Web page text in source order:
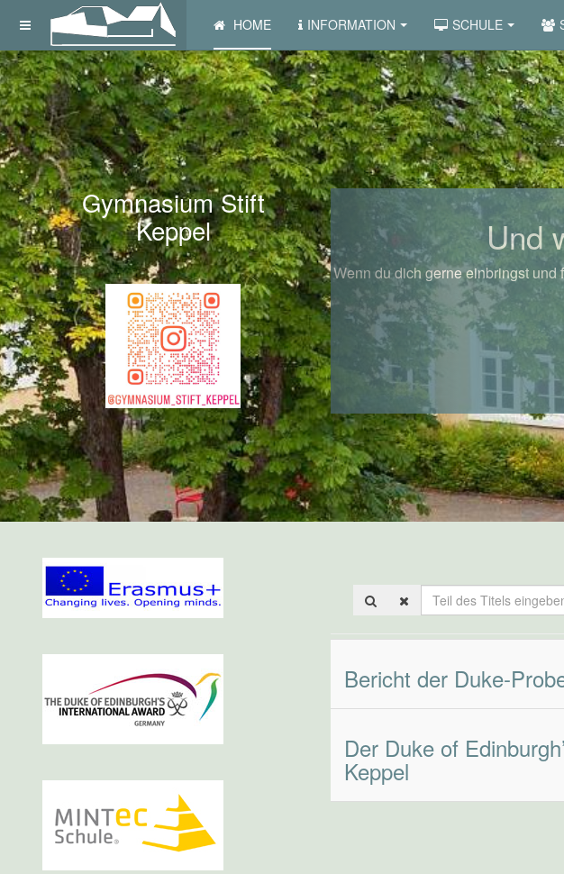
HOME INFORMATION SCHULE
Gymnasium Stift
Keppel Und
Wenn du dich gerne einbringst
Previous
Teil
des
Bericht der Duke-
Der Duke of
Keppel